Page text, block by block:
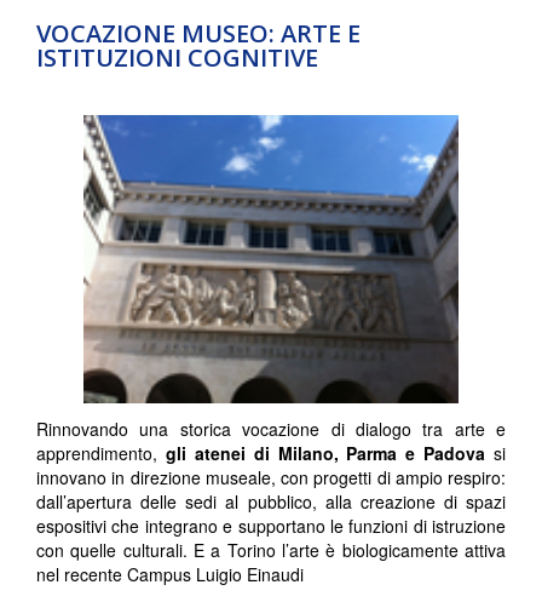
VOCAZIONE MUSEO: ARTE E
ISTITUZIONI COGNITIVE
Rinnovando una storica vocazione di dialogo tra arte e
apprendimento, gli atenei di Milano, Parma e Padova si
innovano in direzione museale, con progetti di ampio respiro:
dall’apertura delle sedi al pubblico, alla creazione di spazi
espositivi che integrano e supportano le funzioni di istruzione
con quelle culturali. E a Torino l’arte è biologicamente attiva
nel recente Campus Luigio Einaudi